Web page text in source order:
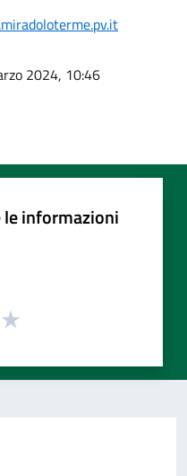
2024, 10:46
le informazioni